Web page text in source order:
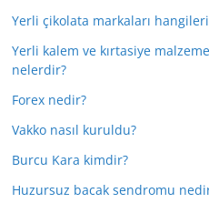
Yerli çikolata markaları
Yerli kalem ve kırtasiye
nelerdir?
Forex nedir?
Vakko nasıl kuruldu?
Burcu Kara kimdir?
Huzursuz bacak sendromu